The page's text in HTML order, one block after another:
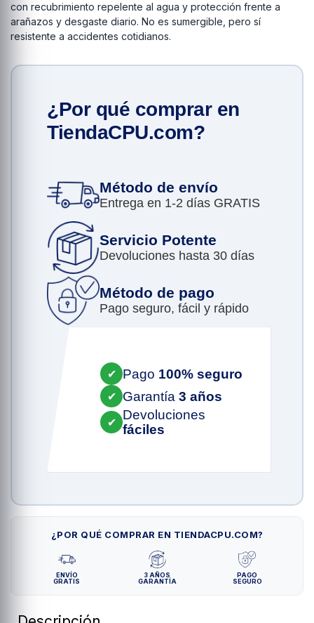
con recubrimiento repelente al agua y protección frente a
arañazos y desgaste diario. No es sumergible, pero sí
resistente a accidentes cotidianos.
¿Por qué comprar en
TiendaCPU.com?
Método de envío
Entrega en 1-2 días GRATIS
Servicio Potente
Devoluciones hasta 30 días
Método de pago
Pago seguro, fácil y rápido
✔ Pago 100% seguro
✔ Garantía 3 años
✔
Devoluciones
fáciles
¿POR QUÉ COMPRAR EN TIENDACPU.COM?
ENVÍO
GRATIS
3 AÑOS
GARANTÍA
PAGO
SEGURO